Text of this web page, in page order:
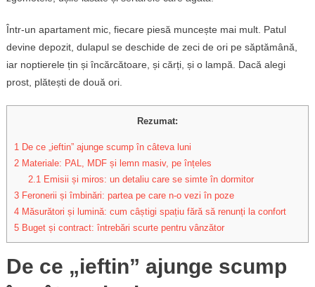
Într-un apartament mic, fiecare piesă muncește mai mult. Patul
devine depozit, dulapul se deschide de zeci de ori pe săptămână,
iar noptierele țin și încărcătoare, și cărți, și o lampă. Dacă alegi
prost, plătești de două ori.
Rezumat:
1 De ce „ieftin” ajunge scump în câteva luni
2Materiale: PAL, MDF și lemn masiv, pe înțeles
2.1 Emisii și miros: un detaliu care se simte în dormitor
3Feronerii și îmbinări: partea pe care n-o vezi în poze
4Măsurători și lumină: cum câștigi spațiu fără să renunți la confort
5Buget și contract: întrebări scurte pentru vânzător
De ce „ieftin” ajunge scump